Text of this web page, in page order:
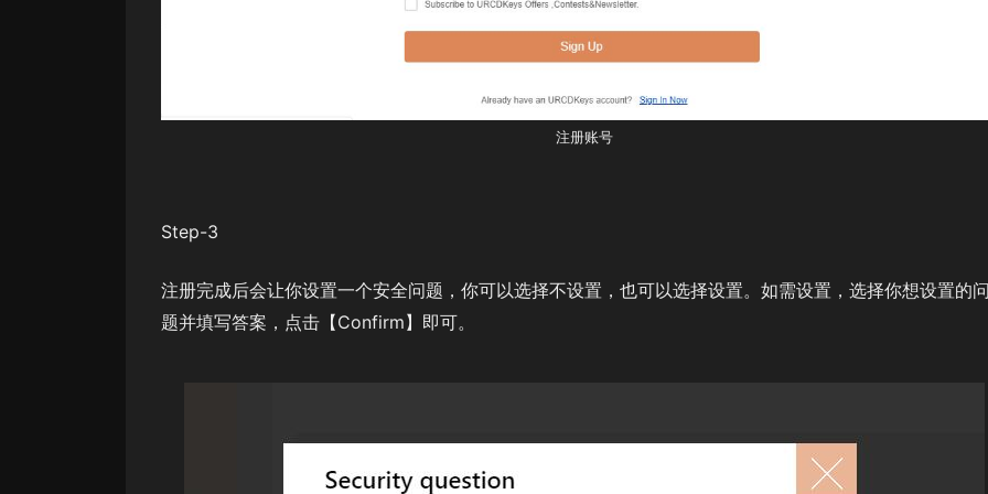
注册账号
Step-3
注册完成后会让你设置一个安全问题，你可以选择不设置，也可以选择设置。如需设置，选择你想设置的
题并填写答案，点击【Confirm】即可。